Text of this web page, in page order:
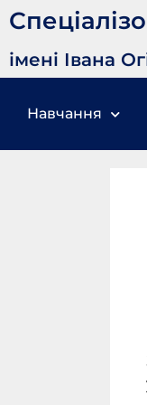
імені Івана
Навчання